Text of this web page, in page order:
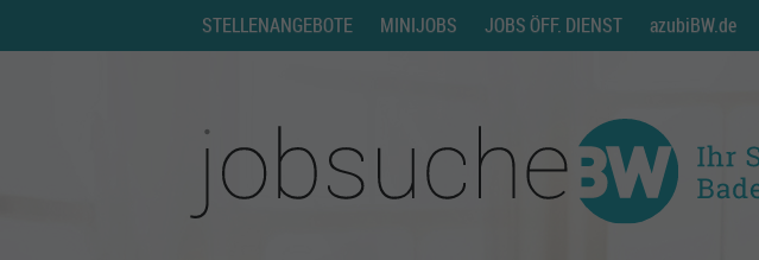
STELLENANGEBOTE MINIJOBS JOBS ÖFF. DIENST azubiBW.de